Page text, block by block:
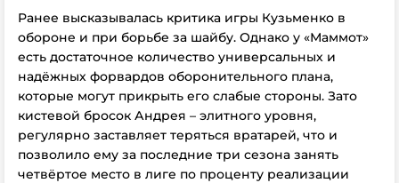
Ранее высказывалась критика игры Кузьменко в
обороне и при борьбе за шайбу. Однако у «Маммот»
есть достаточное количество универсальных и
надёжных форвардов оборонительного плана,
которые могут прикрыть его слабые стороны. Зато
кистевой бросок Андрея – элитного уровня,
регулярно заставляет теряться вратарей, что и
позволило ему за последние три сезона занять
четвёртое место в лиге по проценту реализации